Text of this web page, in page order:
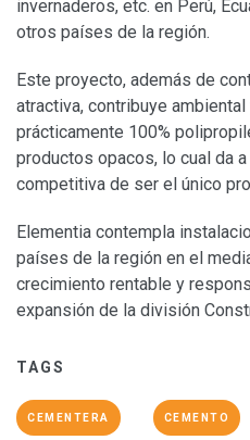
invernaderos, etc. en Perú,
otros países de la región.
Este proyecto, además de
atractiva, contribuye
prácticamente 100%
productos opacos, lo cual da
competitiva de ser el único
Elementia contempla
países de la región en el
crecimiento rentable y
expansión de la división
TAGS
CEMENTERA CEMENTO